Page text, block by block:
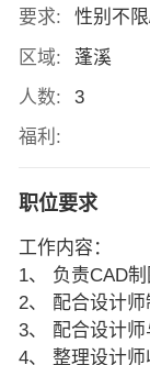
要求:
性别不
区域:
蓬溪
人数:
3
福利:
职位要求
工作内容：
1、 负责CAD
2、 配合设计师
3、 配合设计师
4、 整理设计师